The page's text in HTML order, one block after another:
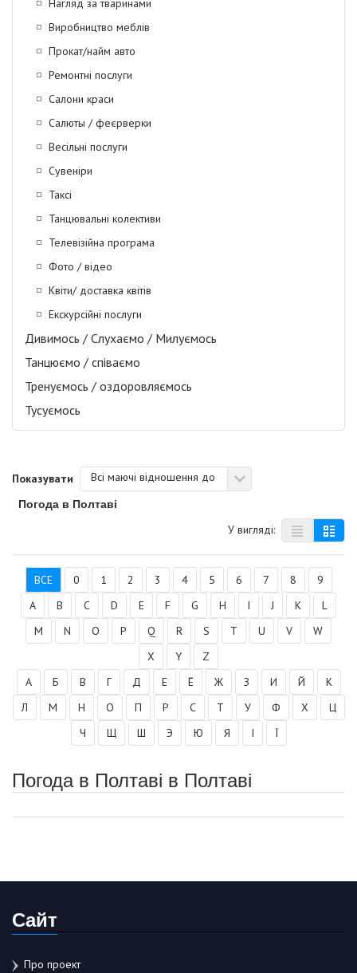
Виробництво меблів
Прокат/найм авто
Ремонтні послуги
Салони краси
Салюты / феєрверки
Весільні послуги
Сувеніри
Таксі
Танцювальні колективи
Телевізійна програма
Фото / відео
Квіти/ доставка квітів
Екскурсійні послуги
Дивимось / Слухаємо / Милуємось
Танцюємо / співаємо
Тренуємось / оздоровляємось
Тусуємось
Показувати Всі маючі відношення до
Погода в Полтаві
У вигляді:
ВСЕ 0 1 2 3 4 5 6 7 8
9
A
B C D E F G H I J K
L
M
N O P Q R S T U V
W
X
Y
Z
А
Б В Г Д Е Ё Ж З И Й
К
Л
М Н О П Р С Т У Ф Х
Ц
Ч
Щ Ш Э Ю Я І Ї
Погода в Полтаві в Полтаві
Сайт
Про проект